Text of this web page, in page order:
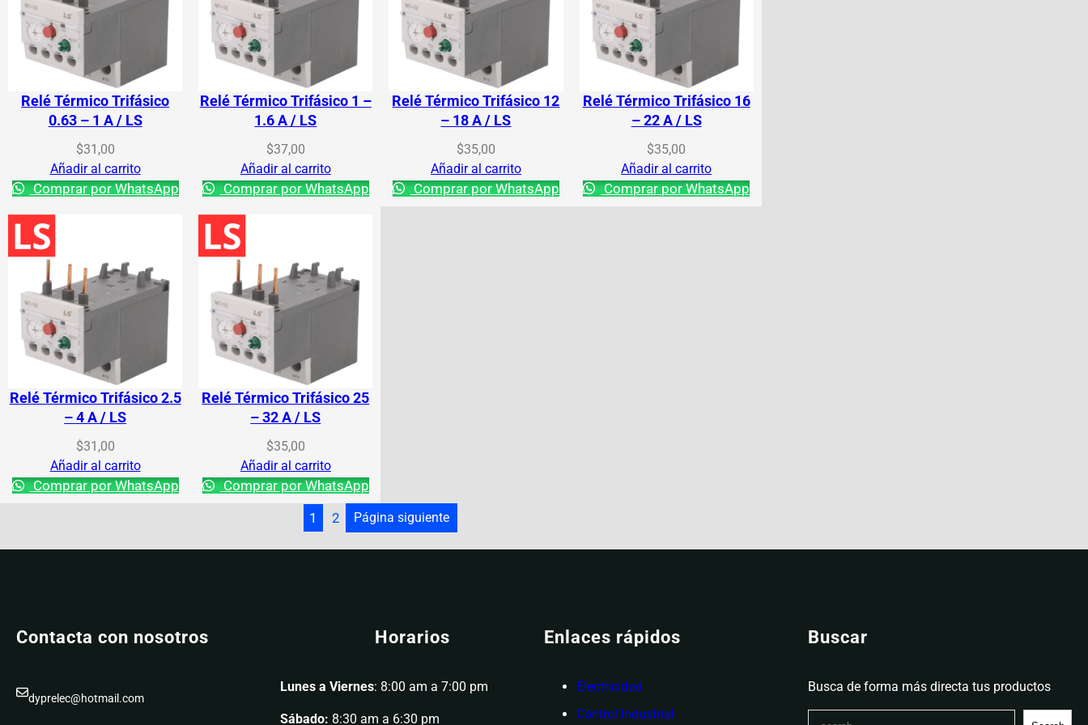
Relé Térmico Trifásico
0.63 – 1 A / LS
$31,00
Añadir al carrito
Comprar por WhatsApp
Relé Térmico Trifásico 1 –
1.6 A / LS
$37,00
Añadir al carrito
Comprar por WhatsApp
Relé Térmico Trifásico 12
– 18 A / LS
$35,00
Añadir al carrito
Comprar por WhatsApp
Relé Térmico Trifásico 16
– 22 A / LS
$35,00
Añadir al carrito
Comprar por WhatsApp
Relé Térmico Trifásico 2.5
– 4 A / LS
$31,00
Añadir al carrito
Comprar por WhatsApp
Relé Térmico Trifásico 25
– 32 A / LS
$35,00
Añadir al carrito
Comprar por WhatsApp
1
2 Página siguiente
Contacta con nosotros
dyprelec@hotmail.com
Horarios
Lunes a Viernes: 8:00 am a 7:00 pm
Sábado: 8:30 am a 6:30 pm
Enlaces rápidos
Electricidad
Control Industrial
Buscar
Busca de forma más directa tus productos